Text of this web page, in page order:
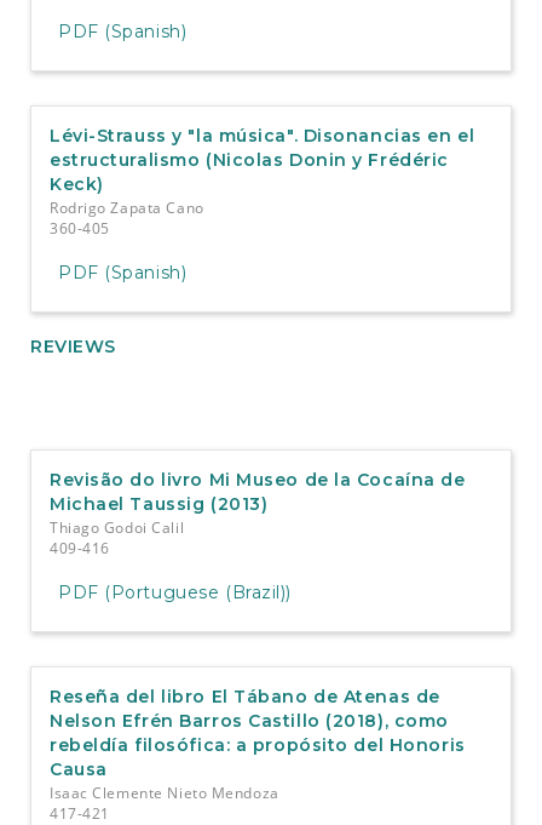
PDF (Spanish)
Lévi-Strauss y "la música". Disonancias en el
estructuralismo (Nicolas Donin y Frédéric
Keck)
Rodrigo Zapata Cano
360-405
PDF (Spanish)
REVIEWS
Revisão do livro Mi Museo de la Cocaína de
Michael Taussig (2013)
Thiago Godoi Calil
409-416
PDF (Portuguese (Brazil))
Reseña del libro El Tábano de Atenas de
Nelson Efrén Barros Castillo (2018), como
rebeldía filosófica: a propósito del Honoris
Causa
Isaac Clemente Nieto Mendoza
417-421